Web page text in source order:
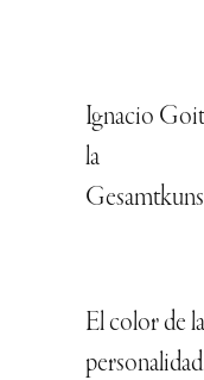
Ignacio
la
El color de la
personalidad